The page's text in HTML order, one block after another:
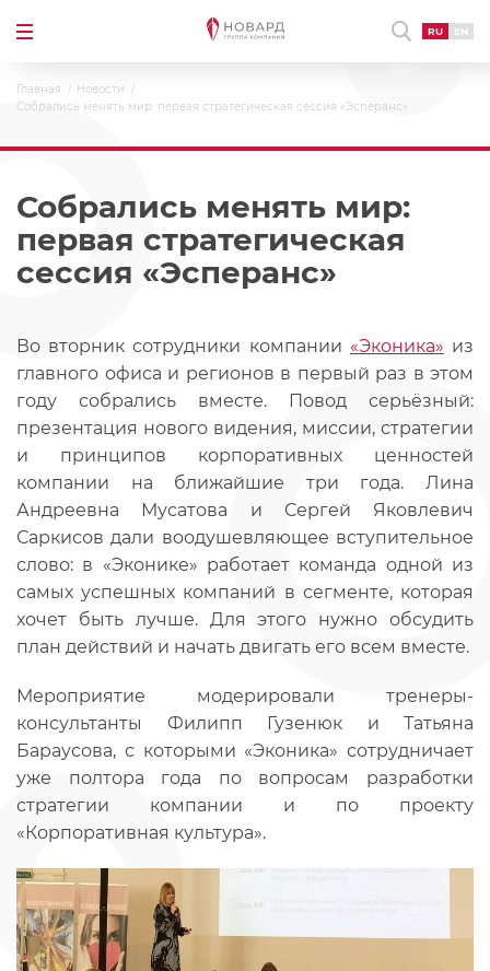
RU EN
Главная
Новости
Собрались менять мир: первая стратегическая сессия «Эсперанс»
Собрались менять мир:
первая стратегическая
сессия «Эсперанс»
Во вторник сотрудники компании «Эконика» из
главного офиса и регионов в первый раз в этом
году собрались вместе. Повод серьёзный:
презентация нового видения, миссии, стратегии
и принципов корпоративных ценностей
компании на ближайшие три года. Лина
Андреевна Мусатова и Сергей Яковлевич
Саркисов дали воодушевляющее вступительное
слово: в «Эконике» работает команда одной из
самых успешных компаний в сегменте, которая
хочет быть лучше. Для этого нужно обсудить
план действий и начать двигать его всем вместе.
Мероприятие модерировали тренеры-
консультанты Филипп Гузенюк и Татьяна
Бараусова, с которыми «Эконика» сотрудничает
уже полтора года по вопросам разработки
стратегии компании и по проекту
«Корпоративная культура».